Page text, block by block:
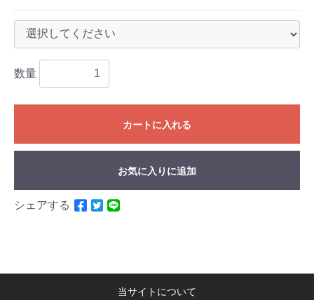
数量
カートに入れる
お気に入りに追加
シェアする
当サイトについて